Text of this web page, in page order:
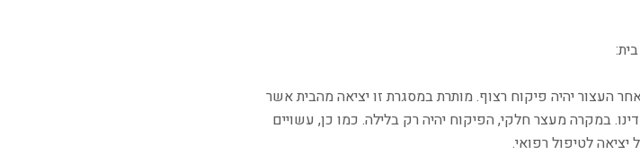
העצור יהיה פיקוח רצוף. מותרת במסגרת זו יציאה מהבית אשר
במקרה מעצר חלקי, הפיקוח יהיה רק בלילה. כמו כן, עשויים
לטיפול רפואי.